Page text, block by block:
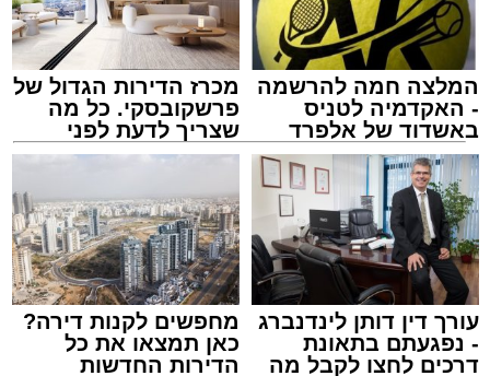
מוגדר יציב.
מעוניינים להגיב? לדווח ? צרו איתנו קשר במייל -
ASHDODS@ISNET.CO.IL
צילום: דוברות איחוד הצלה
עופר אשטוקר / 15:32 07.08.26
המלצה חמה להרשמה
- האקדמיה לטניס
באשדוד של אלפרד
קריאולנסקי - לילדים
מכרז הדירות הגדול של
פרשקובסקי. כל מה
שצריך לדעת לפני
שמגישים הצעה לדירה
עורך דין דותן לינדנברג
- נפגעתם בתאונת
דרכים לחצו לקבל מה
מחפשים לקנות דירה?
כאן תמצאו את כל
הדירות החדשות